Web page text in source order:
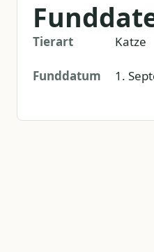
Tierart Katze
Funddatum
1.